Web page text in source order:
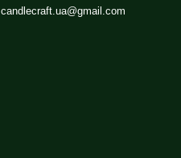
candlecraft.ua@gmail.com